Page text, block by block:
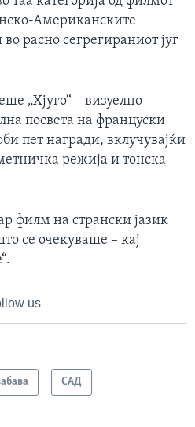
Американските
расно сегрегираниот југ
„Хјуго“ – визуелно
посвета на француски
пет награди, вклучувајќи
режија и тонска
филм на странски јазик
се очекуваше – кај
us
САД